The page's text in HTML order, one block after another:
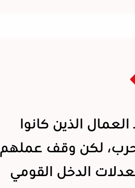
الذين كانوا
لكن وقف عملهم
الدخل القومي